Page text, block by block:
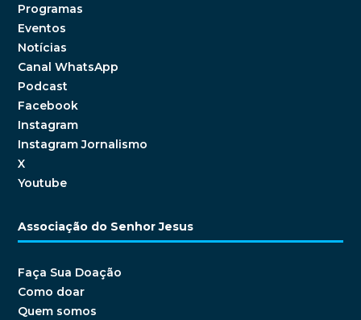
Programas
Eventos
Notícias
Canal WhatsApp
Podcast
Facebook
Instagram
Instagram Jornalismo
X
Youtube
Associação do Senhor Jesus
Faça Sua Doação
Como doar
Quem somos